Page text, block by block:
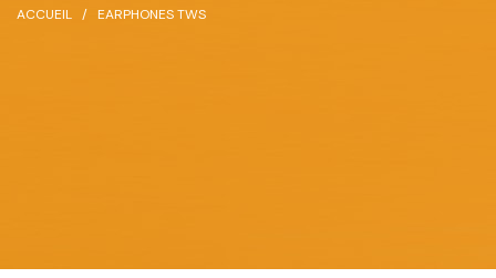
ACCUEIL EARPHONES TWS